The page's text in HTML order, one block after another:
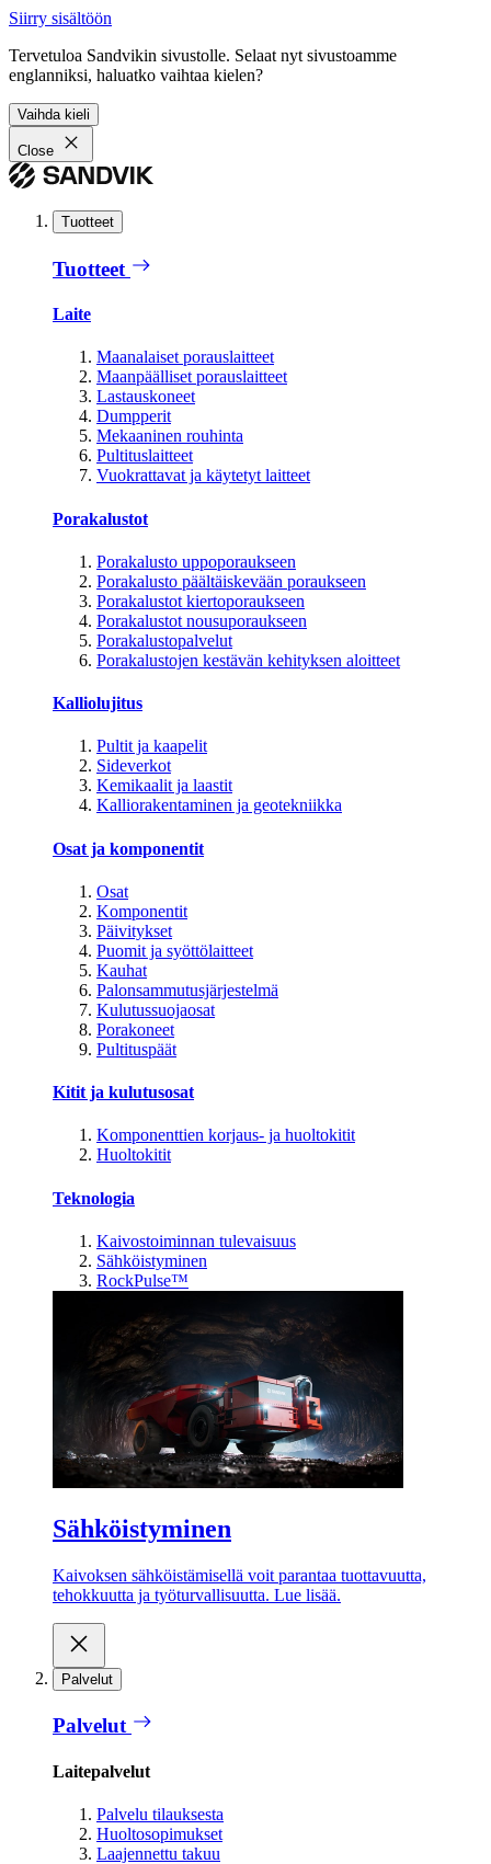
Siirry sisältöön
Tervetuloa Sandvikin sivustolle. Selaat nyt sivustoamme
englanniksi, haluatko vaihtaa kielen?
Vaihda kieli
Close
Tuotteet
Tuotteet
Laite
Maanalaiset porauslaitteet
Maanpäälliset porauslaitteet
Lastauskoneet
Dumpperit
Mekaaninen rouhinta
Pultituslaitteet
Vuokrattavat ja käytetyt laitteet
Porakalustot
Porakalusto uppoporaukseen
Porakalusto päältäiskevään poraukseen
Porakalustot kiertoporaukseen
Porakalustot nousuporaukseen
Porakalustopalvelut
Porakalustojen kestävän kehityksen aloitteet
Kalliolujitus
Pultit ja kaapelit
Sideverkot
Kemikaalit ja laastit
Kalliorakentaminen ja geotekniikka
Osat ja komponentit
Osat
Komponentit
Päivitykset
Puomit ja syöttölaitteet
Kauhat
Palonsammutusjärjestelmä
Kulutussuojaosat
Porakoneet
Pultituspäät
Kitit ja kulutusosat
Komponenttien korjaus- ja huoltokitit
Huoltokitit
Teknologia
Kaivostoiminnan tulevaisuus
Sähköistyminen
RockPulse™
Sähköistyminen
Kaivoksen sähköistämisellä voit parantaa tuottavuutta,
tehokkuutta ja työturvallisuutta. Lue lisää.
Palvelut
Palvelut
Laitepalvelut
Palvelu tilauksesta
Huoltosopimukset
Laajennettu takuu